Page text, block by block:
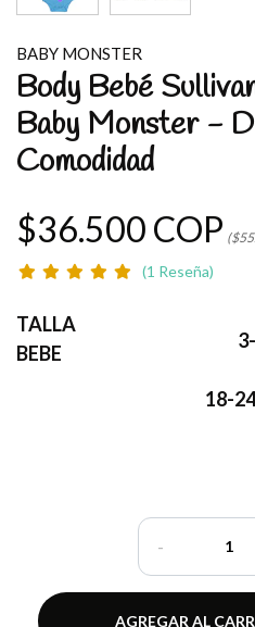
BABY MONSTER
Body Bebé
Baby Monster -
Comodidad
$36.500 COP
(1 Reseña)
TALLA
BEBE
18-
-